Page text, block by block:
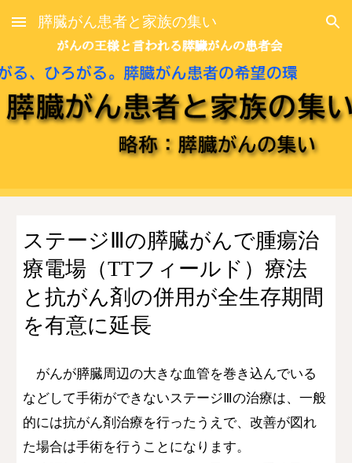
Skip to main content Skip to navigation
膵臓がん患者と家族の集い
ステージⅢの膵臓がんで腫瘍治
療電場（TTフィールド）療法
と抗がん剤の併用が全生存期間
を有意に延長
がんが膵臓周辺の大きな血管を巻き込んでいる
などして手術ができないステージⅢの治療は、一般
的には抗がん剤治療を行ったうえで、改善が図れ
た場合は手術を行うことになります。